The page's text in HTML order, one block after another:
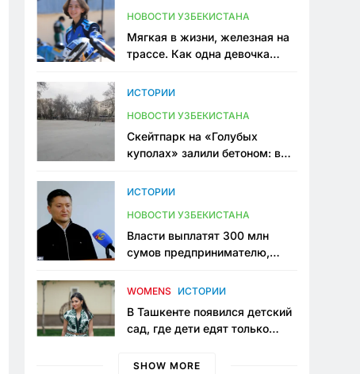
НОВОСТИ УЗБЕКИСТАНА
Мягкая в жизни, железная на
трассе. Как одна девочка
Узбекистане
ИСТОРИИ
НОВОСТИ УЗБЕКИСТАНА
Скейтпарк на «Голубых
куполах» залили бетоном: в
одно общественное
ИСТОРИИ
НОВОСТИ УЗБЕКИСТАНА
Власти выплатят 300 млн
сумов предпринимателю,
тюрьме по незаконному
WOMENS ИСТОРИИ
В Ташкенте появился детский
сад, где дети едят только
мама, которая устала просить
SHOW MORE